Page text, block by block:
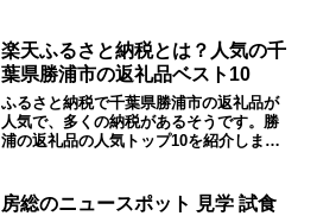
ね。
楽天ふるさと納税とは？人気の千
葉県勝浦市の返礼品ベスト10
ふるさと納税で千葉県勝浦市の返礼品が
人気で、多くの納税があるそうです。勝
浦の返礼品の人気トップ10を紹介しま
や申請方法も説明しています。
房総のニュースポット 見学 試食